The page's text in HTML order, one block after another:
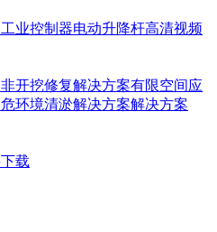
工业控制器电动升降杆高清视频
非开挖修复解决方案有限空间应
环境清淤解决方案解决方案
载